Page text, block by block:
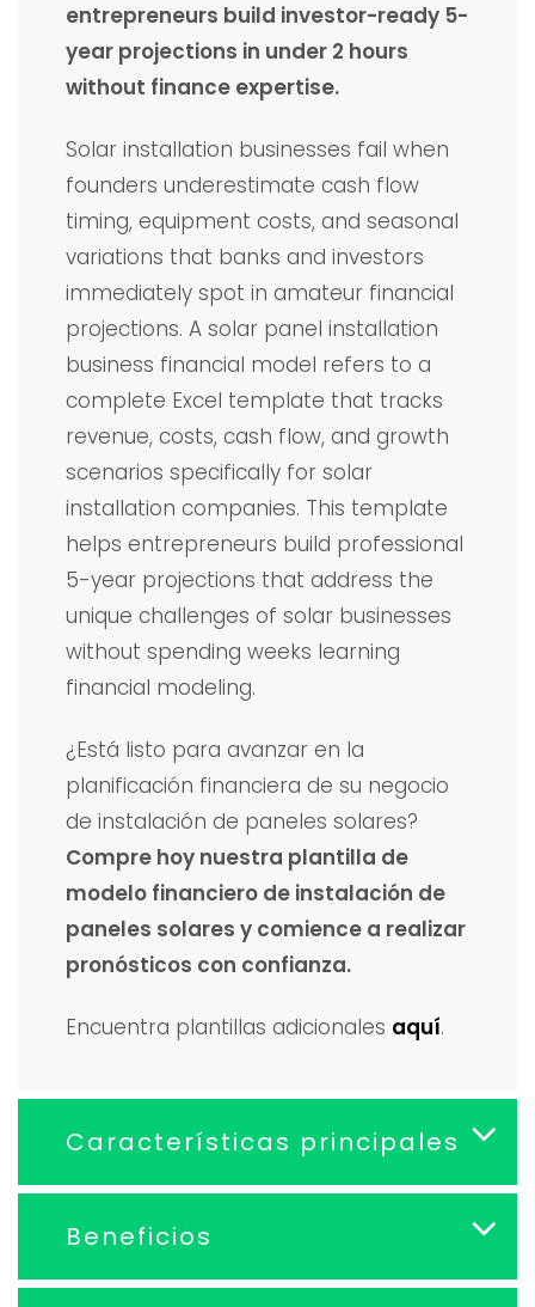
entrepreneurs build investor-ready 5-
year projections in under 2 hours
without finance expertise.
Solar installation businesses fail when
founders underestimate cash flow
timing, equipment costs, and seasonal
variations that banks and investors
immediately spot in amateur financial
projections. A solar panel installation
business financial model refers to a
complete Excel template that tracks
revenue, costs, cash flow, and growth
scenarios specifically for solar
installation companies. This template
helps entrepreneurs build professional
5-year projections that address the
unique challenges of solar businesses
without spending weeks learning
financial modeling.
¿Está listo para avanzar en la
planificación financiera de su negocio
de instalación de paneles solares?
Compre hoy nuestra plantilla de
modelo financiero de instalación de
paneles solares y comience a realizar
pronósticos con confianza.
Encuentra plantillas adicionales aquí.
Características principales
Beneficios